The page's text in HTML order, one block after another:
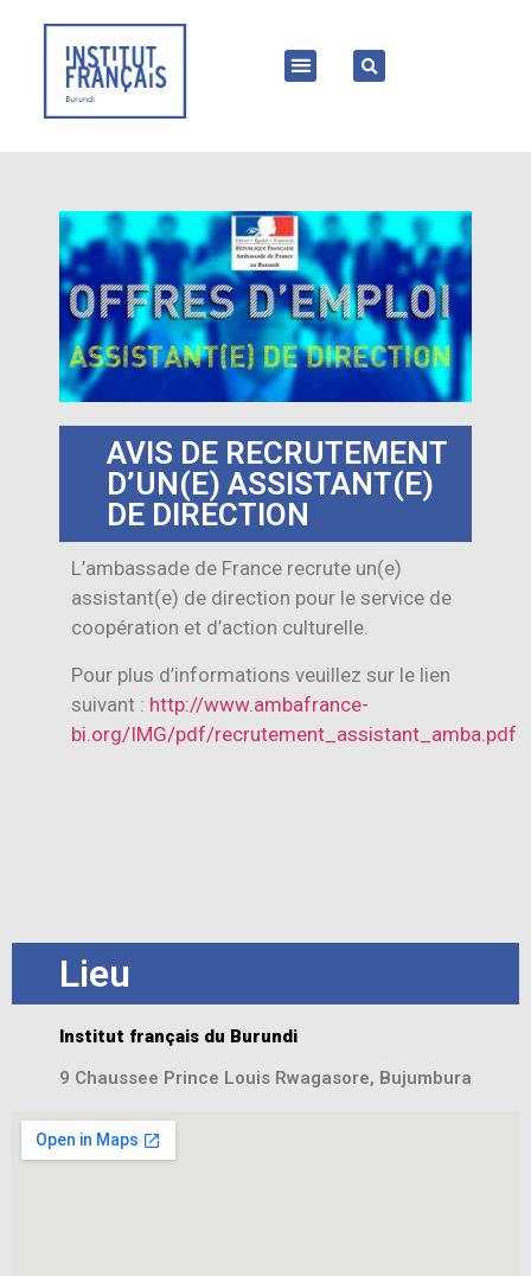
AVIS DE RECRUTEMENT
D’UN(E) ASSISTANT(E)
DE DIRECTION
L’ambassade de France recrute un(e)
assistant(e) de direction pour le service de
coopération et d’action culturelle.
Pour plus d’informations veuillez sur le lien
suivant : http://www.ambafrance-
bi.org/IMG/pdf/recrutement_assistant_amba.pdf
Lieu
Institut français du Burundi
9 Chaussee Prince Louis Rwagasore, Bujumbura